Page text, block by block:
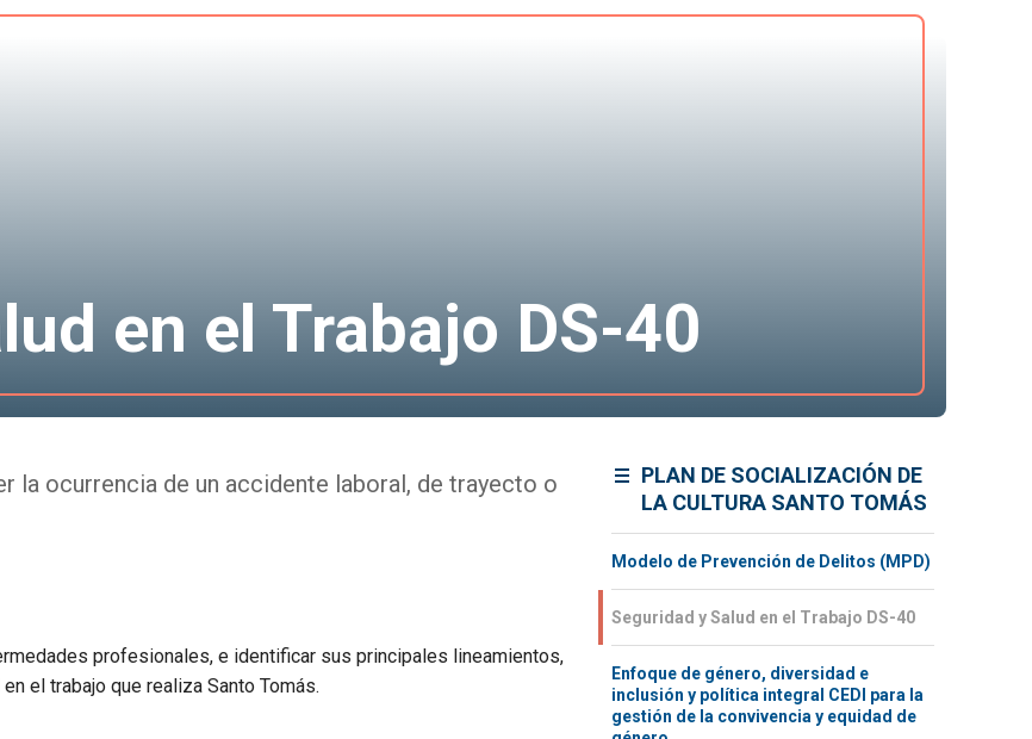
en el Trabajo DS-40
la ocurrencia de un accidente laboral, de trayecto o
profesionales, e identificar sus principales lineamientos,
el trabajo que realiza Santo Tomás.
PLAN DE SOCIALIZACIÓN DE
LA CULTURA SANTO TOMÁS
Modelo de Prevención de Delitos (MPD)
Seguridad y Salud en el Trabajo DS-40
Enfoque de género, diversidad e
inclusión y política integral CEDI para la
gestión de la convivencia y equidad de